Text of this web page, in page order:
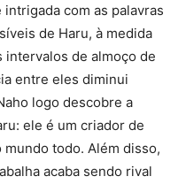
com as palavras
de Haru, à medida
intervalos de almoço de
entre eles diminui
logo descobre a
ele é um criador de
todo. Além disso,
acaba sendo rival